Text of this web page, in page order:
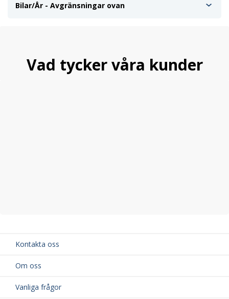
Bilar/År - Avgränsningar ovan
Vad tycker våra kunder
Kontakta oss
Om oss
Vanliga frågor